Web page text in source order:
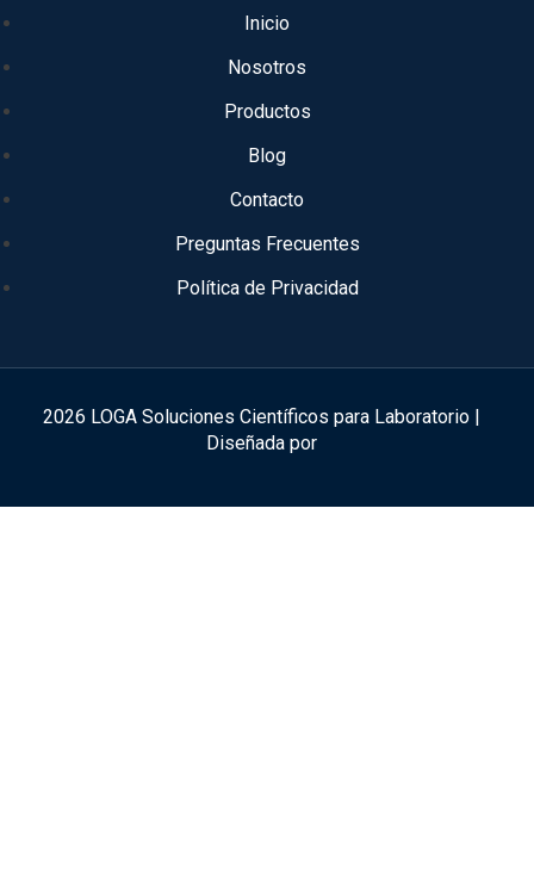
Inicio
Nosotros
Productos
Blog
Contacto
Preguntas Frecuentes
Política de Privacidad
2026 LOGA Soluciones Científicos para Laboratorio |
Diseñada por